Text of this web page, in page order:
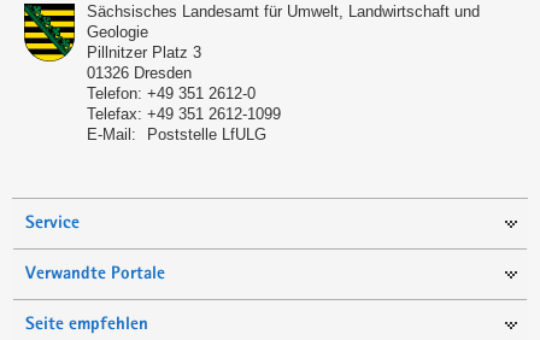
Sächsisches Landesamt für Umwelt, Landwirtschaft und
Geologie
Pillnitzer Platz 3
01326 Dresden
Telefon: +49 351 2612-0
Telefax: +49 351 2612-1099
E-Mail:
Poststelle LfULG
Service
Verwandte Portale
Seite empfehlen